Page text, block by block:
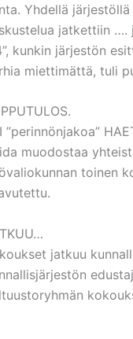
Yhdellä
jatkettiin
kunkin järjestön
miettimättä, tuli
”perinnönjakoa”
muodostaa
toinen
jatkuu